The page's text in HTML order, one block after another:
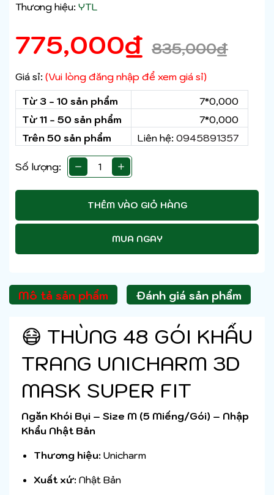
Thương hiệu: YTL
775,000₫ 835,000₫
Giá sỉ: (Vui lòng đăng nhập để xem giá sỉ)
Từ 3 - 10 sản phẩm
7*0,000
Từ 11 - 50 sản phẩm
7*0,000
Trên 50 sản phẩm
Liên hệ: 0945891357
Số lượng:
THÊM VÀO GIỎ HÀNG
MUA NGAY
Mô tả sản phẩm Đánh giá sản phẩm
😷 THÙNG 48 GÓI KHẨU
TRANG UNICHARM 3D
MASK SUPER FIT
Ngăn Khói Bụi – Size M (5 Miếng/Gói) – Nhập
Khẩu Nhật Bản
Thương hiệu: Unicharm
Xuất xứ: Nhật Bản